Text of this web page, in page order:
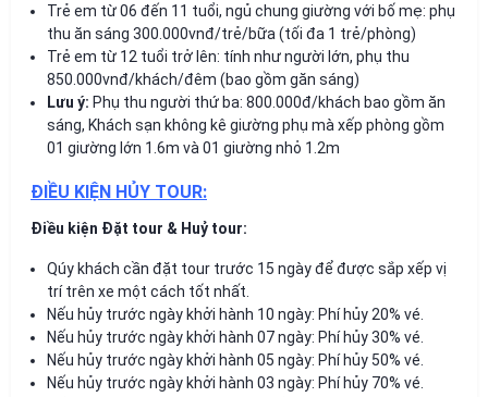
Trẻ em từ 06 đến 11 tuổi, ngủ chung giường với bố mẹ: phụ
thu ăn sáng 300.000vnđ/trẻ/bữa (tối đa 1 trẻ/phòng)
Trẻ em từ 12 tuổi trở lên: tính như người lớn, phụ thu
850.000vnđ/khách/đêm (bao gồm găn sáng)
Lưu ý: Phụ thu người thứ ba: 800.000đ/khách bao gồm ăn
sáng, Khách sạn không kê giường phụ mà xếp phòng gồm
01 giường lớn 1.6m và 01 giường nhỏ 1.2m
ĐIỀU KIỆN HỦY TOUR:
Điều kiện Đặt tour & Huỷ tour:
Qúy khách cần đặt tour trước 15 ngày để được sắp xếp vị
trí trên xe một cách tốt nhất.
Nếu hủy trước ngày khởi hành 10 ngày: Phí hủy 20% vé.
Nếu hủy trước ngày khởi hành 07 ngày: Phí hủy 30% vé.
Nếu hủy trước ngày khởi hành 05 ngày: Phí hủy 50% vé.
Nếu hủy trước ngày khởi hành 03 ngày: Phí hủy 70% vé.